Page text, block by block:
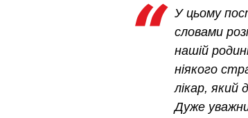
У цьому
словами
нашій
ніякого
лікар, який
Дуже